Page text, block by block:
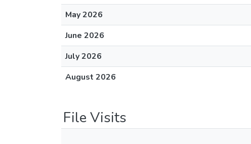
May 2026
June 2026
July 2026
August 2026
File Visits